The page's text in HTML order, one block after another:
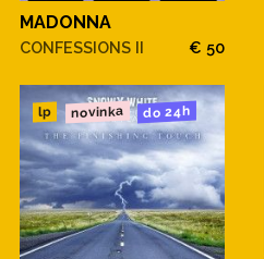
MADONNA
CONFESSIONS II € 50
lp novinka do 24h